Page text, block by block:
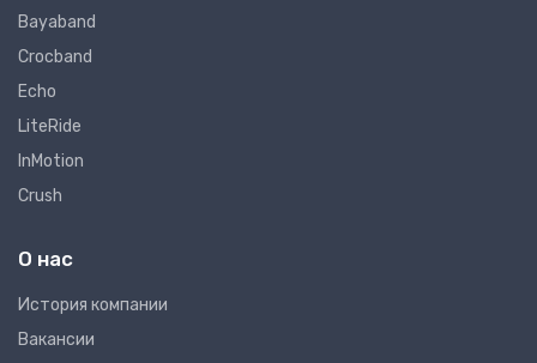
Bayaband
Crocband
Echo
LiteRide
InMotion
Crush
О нас
Иcтория компании
Вакансии